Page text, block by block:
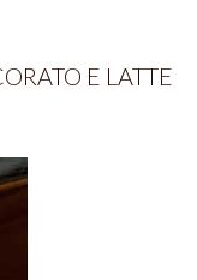
E LATTE